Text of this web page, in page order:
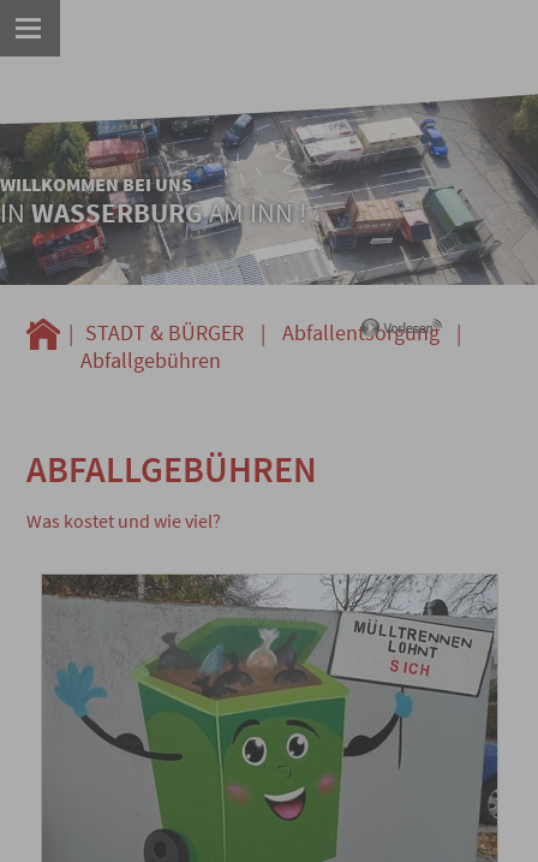
WILLKOMMEN BEI UNS
INWASSERBURGAM INN !
| STADT & BÜRGER | Abfallentsorgung
|
Abfallgebühren
ABFALLGEBÜHREN
Was kostet und wie viel?